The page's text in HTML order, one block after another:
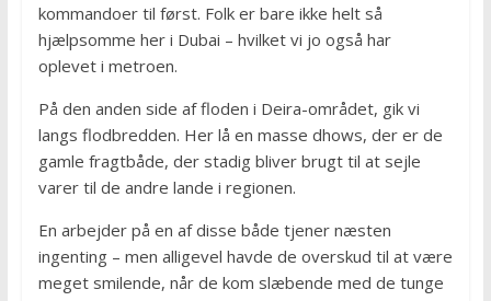
kommandoer til først. Folk er bare ikke helt så
hjælpsomme her i Dubai – hvilket vi jo også har
oplevet i metroen.
På den anden side af floden i Deira-området, gik vi
langs flodbredden. Her lå en masse dhows, der er de
gamle fragtbåde, der stadig bliver brugt til at sejle
varer til de andre lande i regionen.
En arbejder på en af disse både tjener næsten
ingenting – men alligevel havde de overskud til at være
meget smilende, når de kom slæbende med de tunge